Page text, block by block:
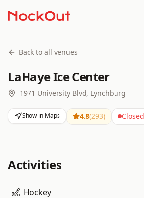
Back to all venues
LaHaye Ice Center
1971 University Blvd, Lynchburg
Show in Maps 4.8(293) Closed
Activities
Hockey